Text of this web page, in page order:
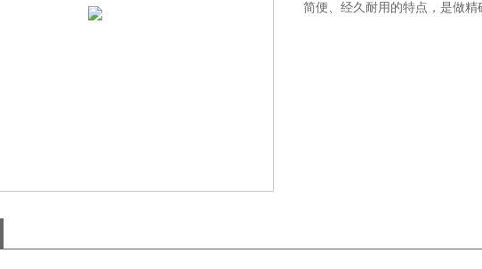
简便、经久耐用的特点，是做精